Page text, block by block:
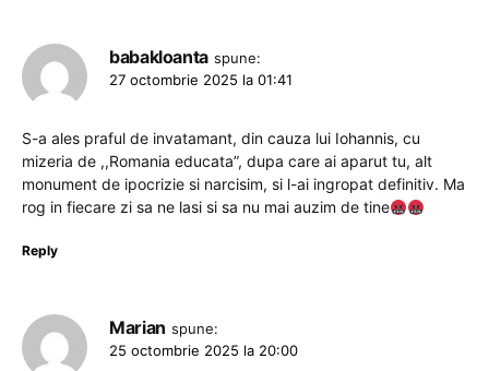
babakloanta spune:
27 octombrie 2025 la 01:41
S-a ales praful de invatamant, din cauza lui Iohannis, cu
mizeria de ,,Romania educata”, dupa care ai aparut tu, alt
monument de ipocrizie si narcisim, si l-ai ingropat definitiv. Ma
rog in fiecare zi sa ne lasi si sa nu mai auzim de tine
Reply
Marian spune:
25 octombrie 2025 la 20:00